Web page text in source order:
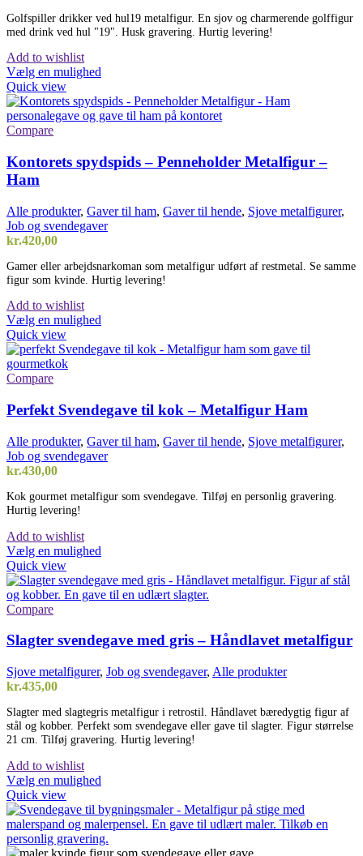
Golfspiller drikker ved hul19 metalfigur. En sjov og charmerende golffigur
med drink ved hul "19". Husk gravering. Hurtig levering!
Add to wishlist
Vælg en mulighed
Quick view
Compare
Kontorets spydspids – Penneholder Metalfigur –
Ham
Alle produkter, Gaver til ham, Gaver til hende, Sjove metalfigurer,
Job og svendegaver
kr.420,00
Gamer eller arbejdsnarkoman som metalfigur udført af restmetal. Se samme
figur som kvinde. Hurtig levering!
Add to wishlist
Vælg en mulighed
Quick view
Compare
Perfekt Svendegave til kok – Metalfigur Ham
Alle produkter, Gaver til ham, Gaver til hende, Sjove metalfigurer,
Job og svendegaver
kr.430,00
Kok gourmet metalfigur som svendegave. Tilføj en personlig gravering.
Hurtig levering!
Add to wishlist
Vælg en mulighed
Quick view
Compare
Slagter svendegave med gris – Håndlavet metalfigur
Sjove metalfigurer, Job og svendegaver, Alle produkter
kr.435,00
Slagter med slagtegris metalfigur i retrostil. Håndlavet bæredygtig figur af
stål og kobber. Perfekt som svendegave eller gave til slagter. Figur størrelse
21 cm. Tilføj gravering. Hurtig levering!
Add to wishlist
Vælg en mulighed
Quick view